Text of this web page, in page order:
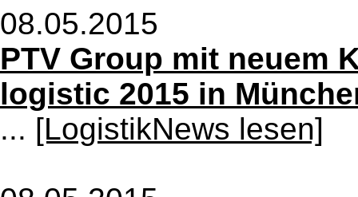
08.05.2015
PTV Group mit neuem
logistic 2015 in
... [LogistikNews lesen]